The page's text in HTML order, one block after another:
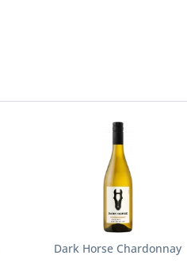
Dark Horse Chardonnay